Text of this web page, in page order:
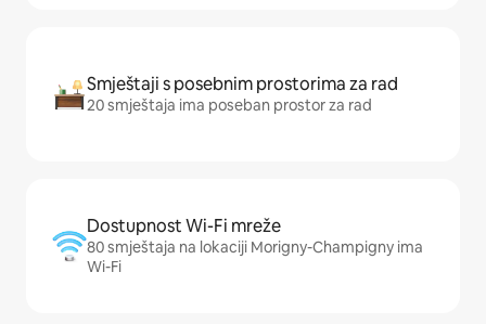
Smještaji s posebnim prostorima za rad
20 smještaja ima poseban prostor za rad
Dostupnost Wi-Fi mreže
80 smještaja na lokaciji Morigny-Champigny ima
Wi-Fi